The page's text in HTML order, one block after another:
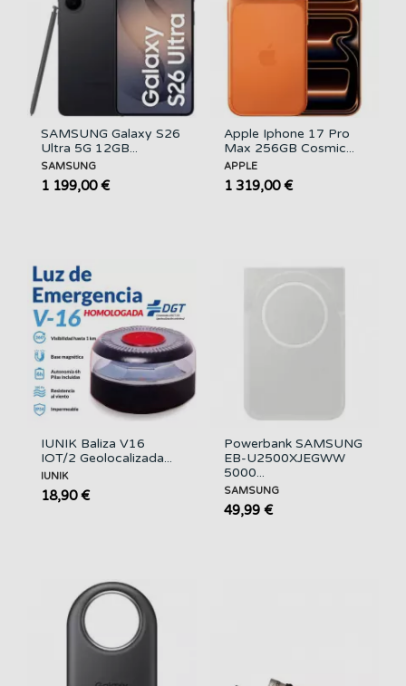
SAMSUNG Galaxy S26
Ultra 5G 12GB...
SAMSUNG
1 199,00 €
Apple Iphone 17 Pro
Max 256GB Cosmic...
APPLE
1 319,00 €
IUNIK Baliza V16
IOT/2 Geolocalizada...
IUNIK
18,90 €
Powerbank SAMSUNG
EB-U2500XJEGWW
5000...
SAMSUNG
49,99 €